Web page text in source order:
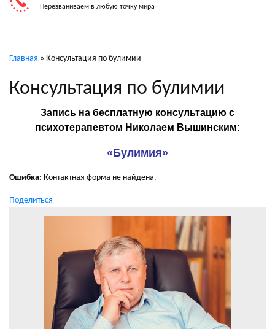
Перезваниваем в любую точку мира
Главная » Консультация по булимии
Консультация по булимии
Запись на бесплатную консультацию с
психотерапевтом Николаем Вышинским:
«Булимия»
Ошибка: Контактная форма не найдена.
Поделиться